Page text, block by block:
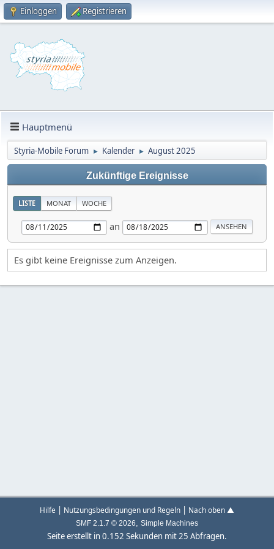
Einloggen Registrieren
Hauptmenü
Styria-Mobile Forum ► Kalender ► August 2025
Zukünftige Ereignisse
LISTE MONAT WOCHE
an
Es gibt keine Ereignisse zum Anzeigen.
Hilfe | Nutzungsbedingungen und Regeln | Nach oben ▲
SMF 2.1.7 © 2026, Simple Machines
Seite erstellt in 0.152 Sekunden mit 25 Abfragen.